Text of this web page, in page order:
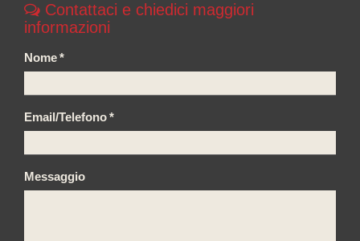
Contattaci e chiedici maggiori
informazioni
Nome*
Email/Telefono*
Messaggio